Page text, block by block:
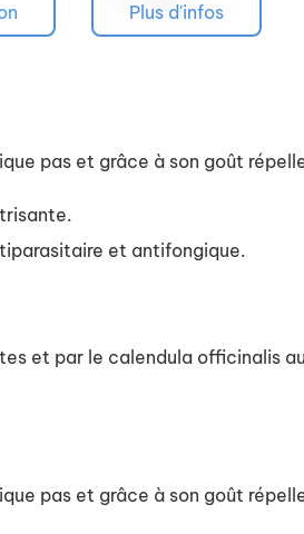
Plus d'infos
pas et grâce à son goût
et antifongique.
et par le calendula officinalis
pas et grâce à son goût